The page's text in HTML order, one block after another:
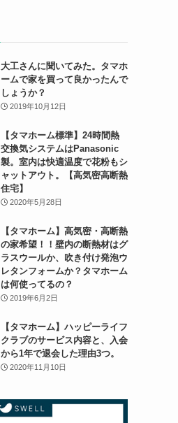
大工さんに聞いてみた。タマホ
ームで家を買って良かったんで
しょうか？
2019年10月12日
【タマホーム標準】24時間熱
交換気システムはPanasonic
製。室内は快適温度で花粉もシ
ャットアウト。【高気密高断熱
住宅】
2020年5月28日
【タマホーム】高気密・高断熱
の家希望！！壁内の断熱材はグ
ラスウールか、吹き付け発泡ウ
レタンフォームか？タマホーム
は何使ってるの？
2019年6月2日
【タマホーム】ハッピーライフ
クラブのサービス内容と、入会
から1年で退会した理由3つ。
2020年11月10日